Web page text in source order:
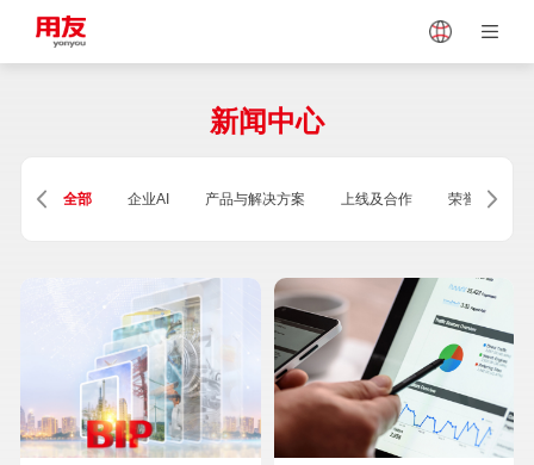
Vietnam
Singapore Malaysia
Thailand
Turkey
Hungary Mexico
新闻中心
全部 企业AI 产品与解决方案 上线及合作 荣誉及资质